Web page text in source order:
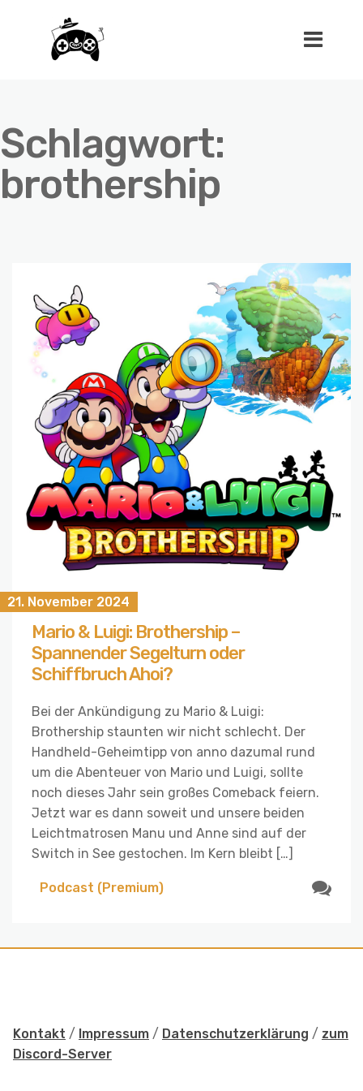
Schlagwort:
brothership
21. November 2024
Mario & Luigi: Brothership –
Spannender Segelturn oder
Schiffbruch Ahoi?
Bei der Ankündigung zu Mario & Luigi:
Brothership staunten wir nicht schlecht. Der
Handheld-Geheimtipp von anno dazumal rund
um die Abenteuer von Mario und Luigi, sollte
noch dieses Jahr sein großes Comeback feiern.
Jetzt war es dann soweit und unsere beiden
Leichtmatrosen Manu und Anne sind auf der
Switch in See gestochen. Im Kern bleibt […]
Podcast (Premium)
Kontakt / Impressum / Datenschutzerklärung / zum
Discord-Server